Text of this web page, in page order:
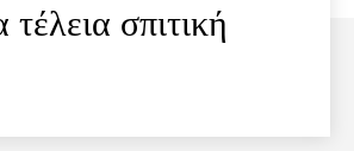
τέλεια σπιτική